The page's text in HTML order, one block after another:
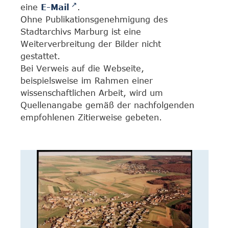
eine E-Mail
.
Ohne Publikationsgenehmigung des
Stadtarchivs Marburg ist eine
Weiterverbreitung der Bilder nicht
gestattet.
Bei Verweis auf die Webseite,
beispielsweise im Rahmen einer
wissenschaftlichen Arbeit, wird um
Quellenangabe gemäß der nachfolgenden
empfohlenen Zitierweise gebeten.